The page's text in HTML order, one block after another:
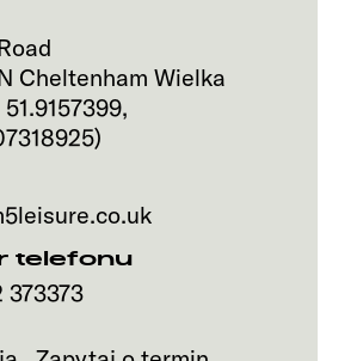
Cheltenham Wielka
51.9157399,
)
telefonu
373373